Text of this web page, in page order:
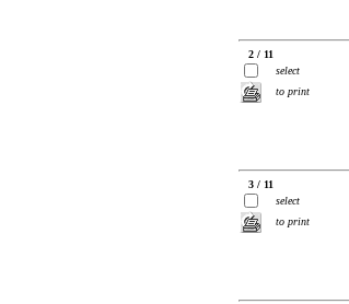
2 / 11
select
to print
3 / 11
select
to print